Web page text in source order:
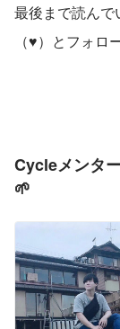
最後まで読ん
（♥）とフォロ
Cycleメンタ
🌱